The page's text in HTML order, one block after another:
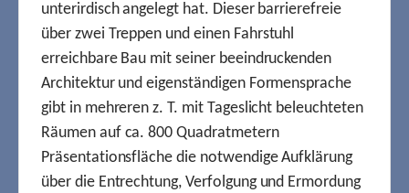
unterirdisch angelegt hat. Dieser barrierefreie
über zwei Treppen und einen Fahrstuhl
erreichbare Bau mit seiner beeindruckenden
Architektur und eigenständigen Formensprache
gibt in mehreren z. T. mit Tageslicht beleuchteten
Räumen auf ca. 800 Quadratmetern
Präsentationsfläche die notwendige Aufklärung
über die Entrechtung, Verfolgung und Ermordung